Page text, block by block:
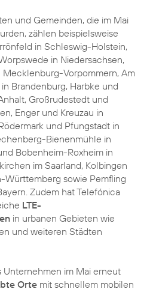
und Gemeinden, die im Mai
zählen beispielsweise
in Schleswig-Holstein,
in Niedersachsen,
Vorpommern, Am
Brandenburg, Harbke und
Großrudestedt und
Enger und Kreuzau in
und Pfungstadt in
Bienenmühle in
Bobenheim-Roxheim in
im Saarland, Kolbingen
Württemberg sowie Pemfling
Zudem hat Telefónica
LTE-
in urbanen Gebieten wie
und weiteren Städten
Unternehmen im Mai erneut
Orte mit schnellem mobilen